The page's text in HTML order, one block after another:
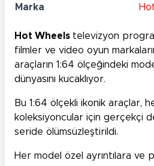
Marka
Hot Wheels televizyon
filmler ve video oyun
araçların 1:64 ölçeğindeki
dünyasını kucaklıyor.
Bu 1:64 ölçekli ikonik araçlar,
koleksiyoncular için gerçekçi
seride ölümsüzleştirildi.
Her model özel ayrıntılara ve